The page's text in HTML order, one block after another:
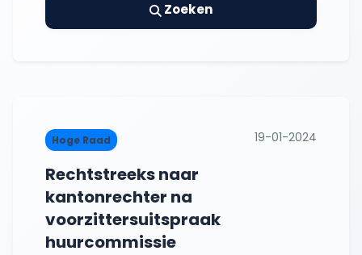
Zoeken
Hoge Raad 19-01-2024
Rechtstreeks naar
kantonrechter na
voorzittersuitspraak
huurcommissie